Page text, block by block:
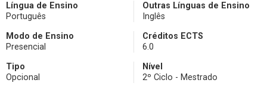
Língua de Ensino
Português
Outras Línguas de Ensino
Inglês
Modo de Ensino
Presencial
Créditos ECTS
6.0
Tipo
Opcional
Nível
2º Ciclo - Mestrado